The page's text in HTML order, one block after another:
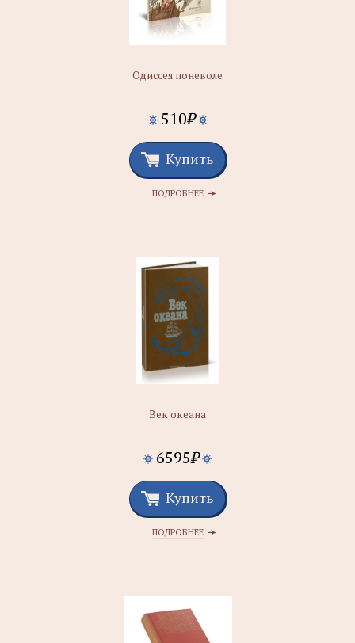
Одиссея поневоле
510₽
Купить
ПОДРОБНЕЕ
Век океана
6595₽
Купить
ПОДРОБНЕЕ